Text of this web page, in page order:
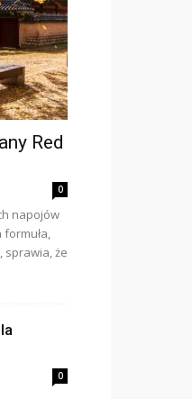
Red
0
napojów
sprawia, że
0